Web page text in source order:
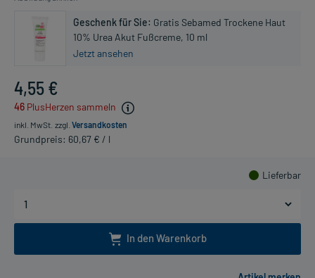
Geschenk für Sie: Gratis Sebamed Trockene Haut
10% Urea Akut Fußcreme, 10 ml
Jetzt ansehen
4,55 €
46 PlusHerzen sammeln
inkl. MwSt. zzgl. Versandkosten
Grundpreis: 60,67 € / l
Lieferbar
In den Warenkorb